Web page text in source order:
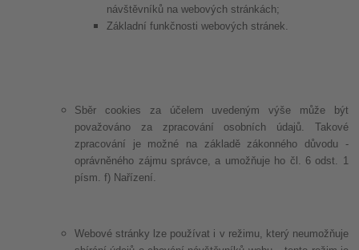
návštěvníků na webových stránkách;
Základní funkčnosti webových stránek.
Sběr cookies za účelem uvedeným výše může být
považováno za zpracování osobních údajů. Takové
zpracování je možné na základě zákonného důvodu -
oprávněného zájmu správce, a umožňuje ho čl. 6 odst. 1
písm. f) Nařízení.
Webové stránky lze používat i v režimu, který neumožňuje